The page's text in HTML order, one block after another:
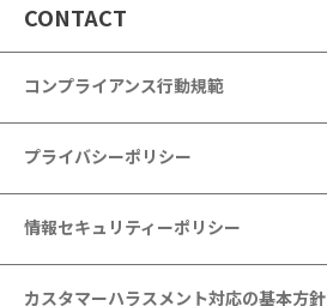
CONTACT
コンプライアンス行動規範
プライバシーポリシー
情報セキュリティーポリシー
カスタマーハラスメント対応の基本方針